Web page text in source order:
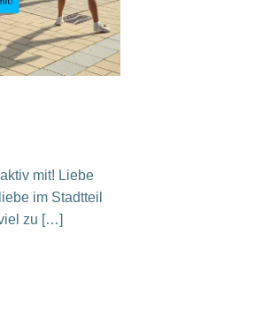
mit! Liebe
im Stadtteil
zu […]